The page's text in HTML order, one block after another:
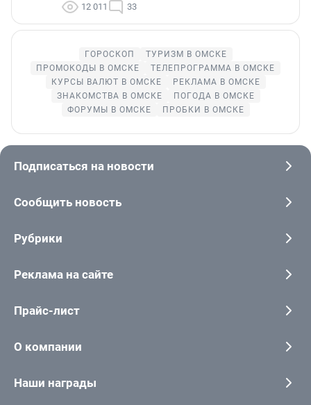
12 011 33
ГОРОСКОП
ТУРИЗМ В ОМСКЕ
ПРОМОКОДЫ В ОМСКЕ
ТЕЛЕПРОГРАММА В ОМСКЕ
КУРСЫ ВАЛЮТ В ОМСКЕ
РЕКЛАМА В ОМСКЕ
ЗНАКОМСТВА В ОМСКЕ
ПОГОДА В ОМСКЕ
ФОРУМЫ В ОМСКЕ
ПРОБКИ В ОМСКЕ
Подписаться на новости
Сообщить новость
Рубрики
Реклама на сайте
Прайс-лист
О компании
Наши награды